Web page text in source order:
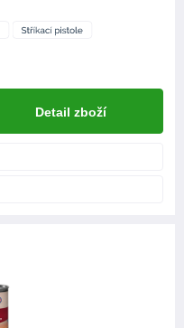
Detail zboží